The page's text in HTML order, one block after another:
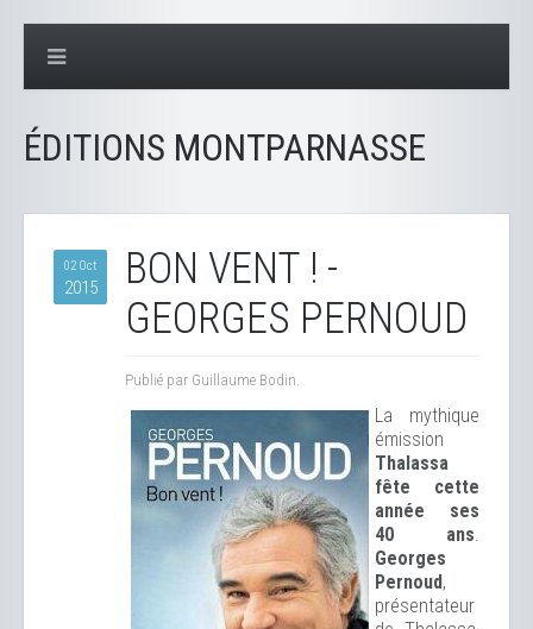
ÉDITIONS MONTPARNASSE
02 Oct
2015
BON VENT ! -
GEORGES PERNOUD
Publié par Guillaume Bodin.
La mythique
émission
Thalassa
fête cette
année ses
40 ans.
Georges
Pernoud,
présentateur